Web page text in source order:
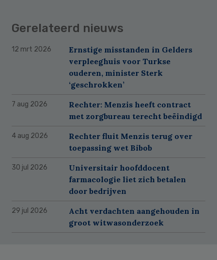
Gerelateerd nieuws
12 mrt 2026
Ernstige misstanden in Gelders
verpleeghuis voor Turkse
ouderen, minister Sterk
‘geschrokken’
7 aug 2026
Rechter: Menzis heeft contract
met zorgbureau terecht beëindigd
4 aug 2026
Rechter fluit Menzis terug over
toepassing wet Bibob
30 jul 2026
Universitair hoofddocent
farmacologie liet zich betalen
door bedrijven
29 jul 2026
Acht verdachten aangehouden in
groot witwasonderzoek